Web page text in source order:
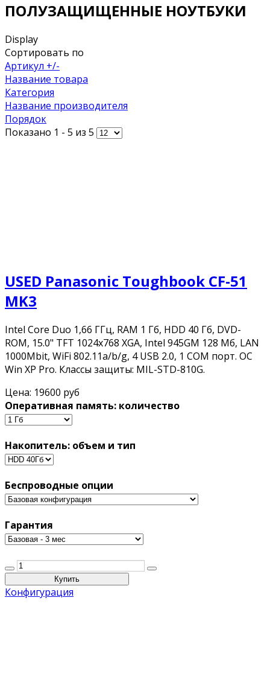
ПОЛУЗАЩИЩЕННЫЕ НОУТБУКИ
Display
Сортировать по
Артикул +/-
Название товара
Категория
Название производителя
Порядок
Показано 1 - 5 из 5
USED Panasonic Toughbook CF-51
MK3
Intel Core Duo 1,66 ГГц, RAM 1 Гб, HDD 40 Гб, DVD-
ROM, 15.0" TFT 1024x768 XGA, Intel 945GM 128 Мб, LAN
1000Mbit, WiFi 802.11a/b/g, 4 USB 2.0, 1 COM порт. OC
Win XP Pro. Классы защиты: MIL-STD-810G.
Цена: 19600 руб
Оперативная память: количество
Накопитель: объем и тип
Беспроводные опции
Гарантия
Конфигурация